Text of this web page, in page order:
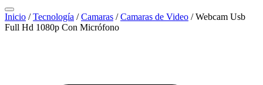
Inicio /Tecnología /Camaras /Camaras de Video / Webcam Usb
Full Hd 1080p Con Micrófono